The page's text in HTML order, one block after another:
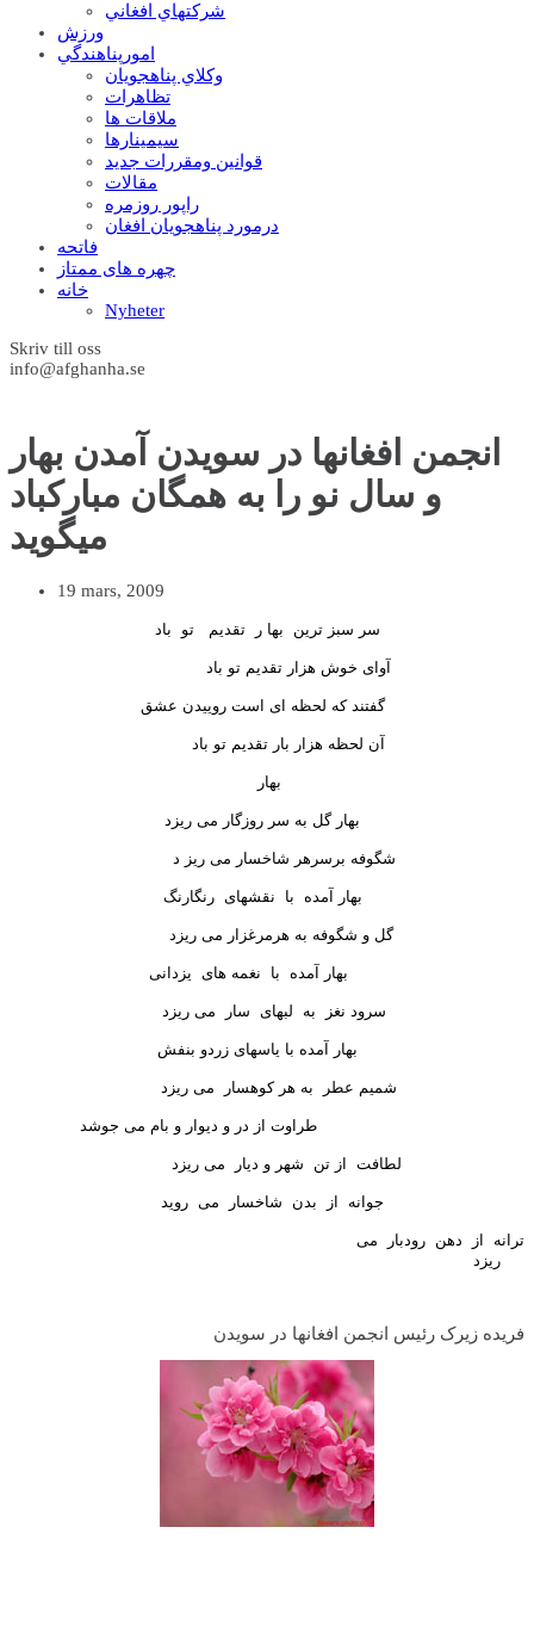
شرکتهاي افغاني
ورزش
امورپناهندگي
وکلاي پناهجويان
تظاهرات
ملاقات ها
سيمينارها
قوانين ومقررات جديد
مقالات
راپور روزمره
درمورد پناهجويان افغان
فاتحه
چهره های ممتاز
خانه
Nyheter
Skriv till oss
info@afghanha.se
انجمن افغانها در سویدن آمدن بهار
و سال نو را به همگان مبارکباد
میگوید
19 mars, 2009
سر سبز ترین بها ر تقدیم تو باد
آوای خوش هزار تقدیم تو باد
گفتند که لحظه ای است روییدن عشق
آن لحظه هزار بار تقدیم تو باد
بهار
بهار گل به سر روزگار می ریزد
شگوفه برسرهر شاخسار می ریز د
بهار آمده با نقشهای رنگارنگ
گل و شگوفه به هرمرغزار می ریزد
بهار آمده با نغمه های یزدانی
سرود نغز به لبهای سار می ریزد
بهار آمده با یاسهای زردو بنفش
شمیم عطر به هر کوهسار می ریزد
طراوت از در و دیوار و بام می جوشد
لطافت از تن شهر و دیار می ریزد
جوانه از بدن شاخسار می روید
ترانه از دهن رودبار
می
ریزد
فريده زيرک رئيس انجمن افغانها در سويدن